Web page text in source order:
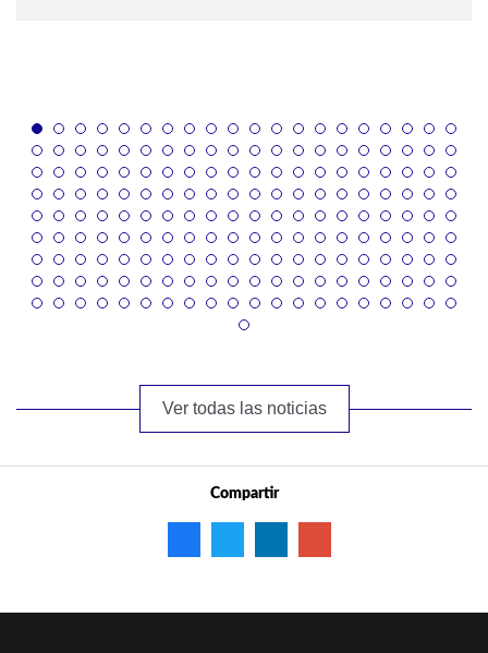
Ver todas las noticias
Compartir